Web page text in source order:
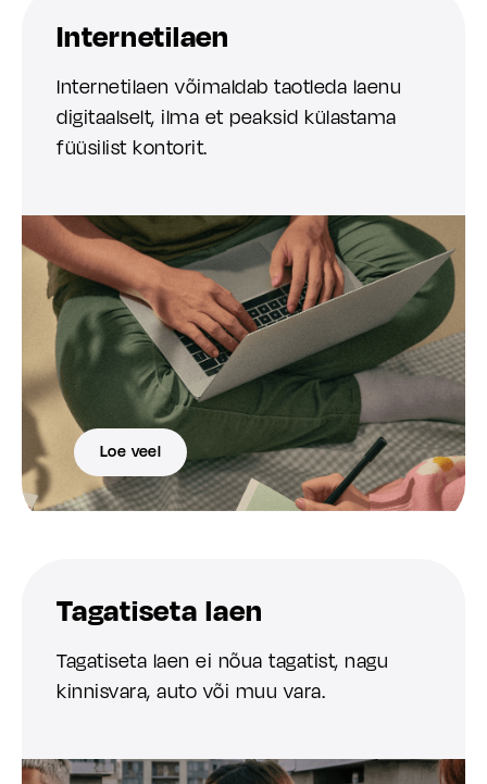
Internetilaen
Internetilaen võimaldab taotleda laenu
digitaalselt, ilma et peaksid külastama
füüsilist kontorit.
Loe veel
Tagatiseta laen
Tagatiseta laen ei nõua tagatist, nagu
kinnisvara, auto või muu vara.